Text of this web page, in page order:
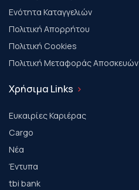
Ενότητα Καταγγελιών
Πολιτική Απορρήτου
Πολιτική Cookies
Πολιτική Μεταφοράς Αποσκευών
Χρήσιμα Links
Ευκαιρίες Καριέρας
Cargo
Νέα
Έντυπα
tbi bank